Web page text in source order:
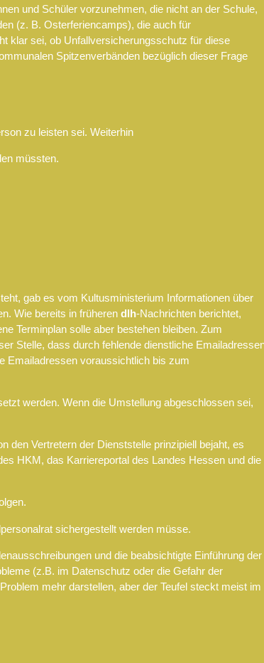
und Schüler vorzunehmen, die nicht an der Schule,
(z. B. Osterferiencamps), die auch für
klar sei, ob Unfallversicherungsschutz für diese
Spitzenverbänden bezüglich dieser Frage
zu leisten sei. Weiterhin
müssten.
gab es vom Kultusministerium Informationen über
Wie bereits in früheren dlh-Nachrichten berichtet,
Terminplan solle aber bestehen bleiben. Zum
Stelle, dass durch fehlende dienstliche
Emailadressen voraussichtlich bis zum
werden. Wenn die Umstellung abgeschlossen sei,
den Vertretern der Dienststelle prinzipiell bejaht, es
HKM, das Karriereportal des Landes Hessen und die
sichergestellt werden müsse.
und die beabsichtigte Einführung der
(z.B. im Datenschutz oder die Gefahr der
mehr darstellen, aber der Teufel steckt meist im